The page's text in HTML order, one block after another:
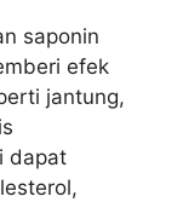
saponin
efek
jantung,
dapat